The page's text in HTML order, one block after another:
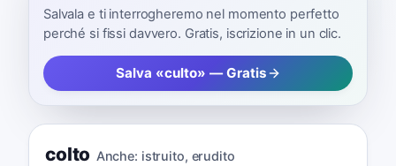
Salvala e ti interrogheremo nel momento perfetto
perché si fissi davvero. Gratis, iscrizione in un clic.
Salva «culto» — Gratis
colto Anche: istruito, erudito